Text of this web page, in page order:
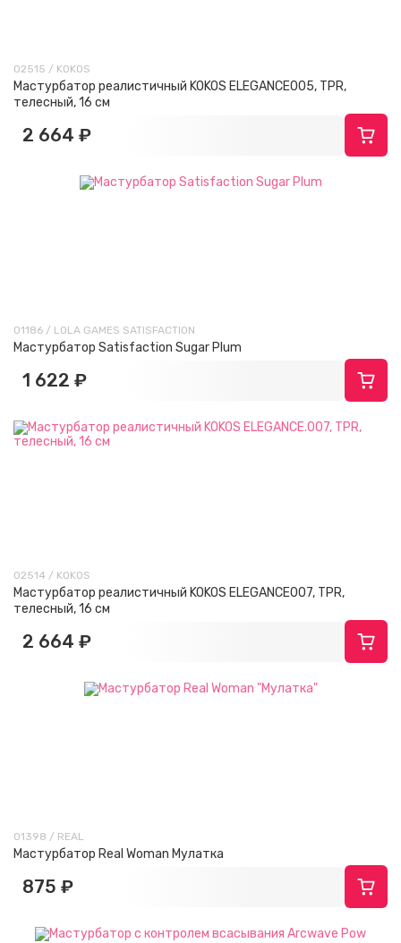
02515 / KOKOS
Мастурбатор реалистичный KOKOS ELEGANCE005, TPR,
телесный, 16 см
2 664 ₽
01186 / LOLA GAMES SATISFACTION
Мастурбатор Satisfaction Sugar Plum
1 622 ₽
02514 / KOKOS
Мастурбатор реалистичный KOKOS ELEGANCE007, TPR,
телесный, 16 см
2 664 ₽
01398 / REAL
Мастурбатор Real Woman Мулатка
875 ₽